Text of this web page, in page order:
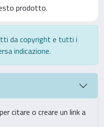
prodotto.
da copyright e tutti i
indicazione.
citare o creare un link a